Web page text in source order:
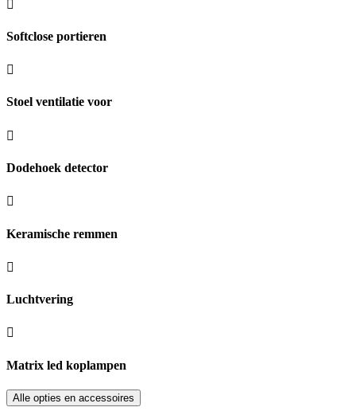
Softclose portieren
Stoel ventilatie voor
Dodehoek detector
Keramische remmen
Luchtvering
Matrix led koplampen
Alle opties en accessoires